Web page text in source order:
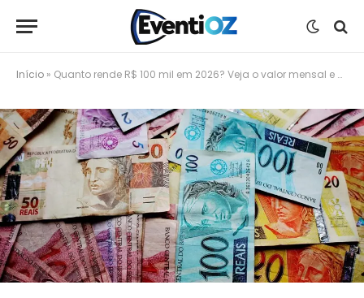
Início » Quanto rende R$ 100 mil em 2026? Veja o valor mensal e principais investimentos